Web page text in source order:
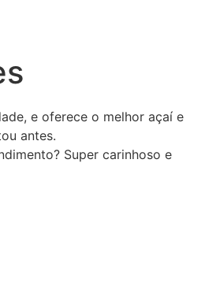
e oferece o melhor açaí e
antes.
Super carinhoso e